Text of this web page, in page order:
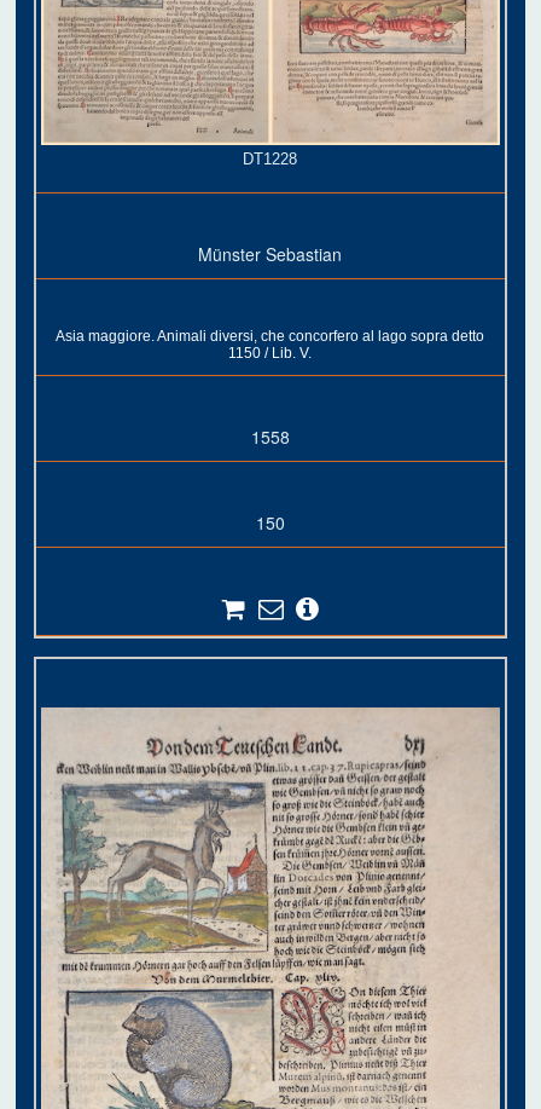
DT1228
Münster Sebastian
Asia maggiore. Animali diversi, che concorfero al lago sopra detto
1150 / Lib. V.
1558
150